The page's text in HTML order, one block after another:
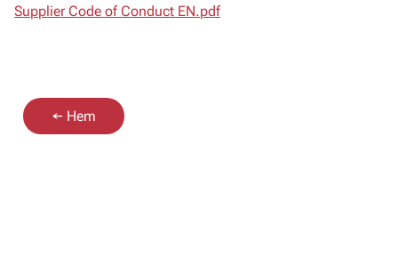
Supplier Code of Conduct EN.pdf
← Hem